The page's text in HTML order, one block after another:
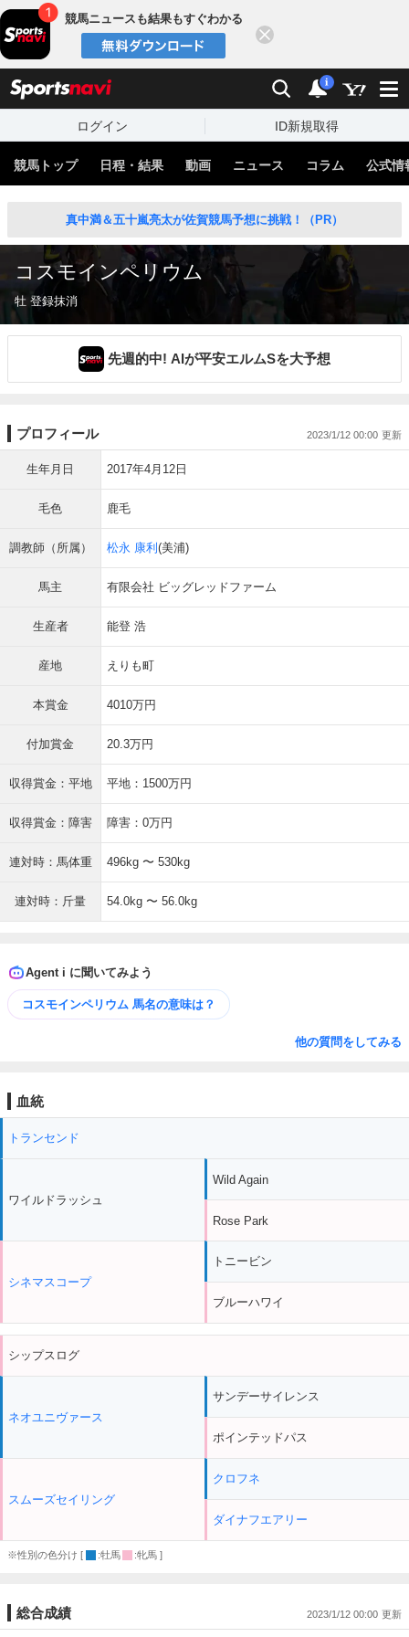
競馬ニュースも結果もすぐわかる
検索 通知
i
ログイン ID新規取得
競馬トップ 日程・結果 動画 ニュース コラム 公式情
真中満＆五十嵐亮太が佐賀競馬予想に挑戦！（PR）
コスモインペリウム
牡 登録抹消
先週的中! AIが平安エルムSを大予想
プロフィール 2023/1/12 00:00
生年月日 2017年4月12日
毛色 鹿毛
調教師（所属） 松永 康利 (美浦)
馬主 有限会社 ビッグレッドファーム
生産者 能登 浩
産地 えりも町
本賞金 4010万円
付加賞金 20.3万円
収得賞金：平地 平地：1500万円
収得賞金：障害 障害：0万円
連対時：馬体重 496kg 〜 530kg
連対時：斤量 54.0kg 〜 56.0kg
Agent i に聞いてみよう
コスモインペリウム 馬名の意味は？
他の質問をしてみる
血統
トランセンド
ワイルドラッシュ
シネマスコープ
Wild Again
Rose Park
トニービン
ブルーハワイ
シップスログ
ネオユニヴァース
スムーズセイリング
サンデーサイレンス
ポインテッドパス
クロフネ
ダイナフエアリー
※性別の色分け [ :牡馬 :牝馬 ]
総合成績 2023/1/12 00:00